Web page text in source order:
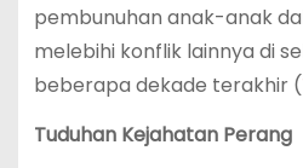
pembunuhan anak-anak
melebihi konflik lainnya di
beberapa dekade terakhir​ (
Tuduhan Kejahatan Perang